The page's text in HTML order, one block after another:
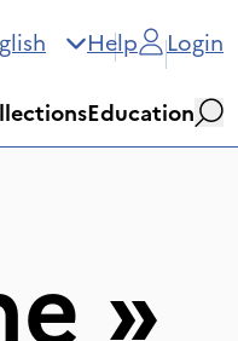
Help Login
Education
»